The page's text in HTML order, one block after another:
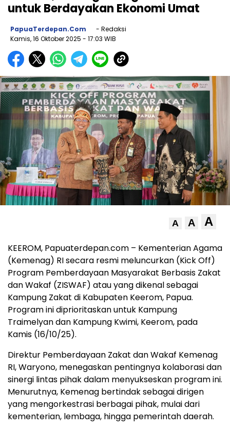
untuk Berdayakan Ekonomi Umat
PapuaTerdepan.com
- Redaksi
Kamis, 16 Oktober 2025 - 17:03 WIB
A A A
KEEROM, Papuaterdepan.com – Kementerian Agama
(Kemenag) RI secara resmi meluncurkan (Kick Off)
Program Pemberdayaan Masyarakat Berbasis Zakat
dan Wakaf (ZISWAF) atau yang dikenal sebagai
Kampung Zakat di Kabupaten Keerom, Papua.
Program ini diprioritaskan untuk Kampung
Traimelyan dan Kampung Kwimi, Keerom, pada
Kamis (16/10/25).
Direktur Pemberdayaan Zakat dan Wakaf Kemenag
RI, Waryono, menegaskan pentingnya kolaborasi dan
sinergi lintas pihak dalam menyukseskan program ini.
Menurutnya, Kemenag bertindak sebagai dirigen
yang mengorkestrasi berbagai pihak, mulai dari
kementerian, lembaga, hingga pemerintah daerah.